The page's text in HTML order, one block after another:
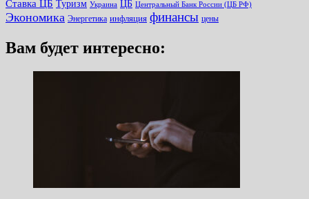
Ставка ЦБ Туризм Украина ЦБ Центральный Банк России (ЦБ РФ)
Экономика Энергетика инфляция финансы цены
Вам будет интересно: